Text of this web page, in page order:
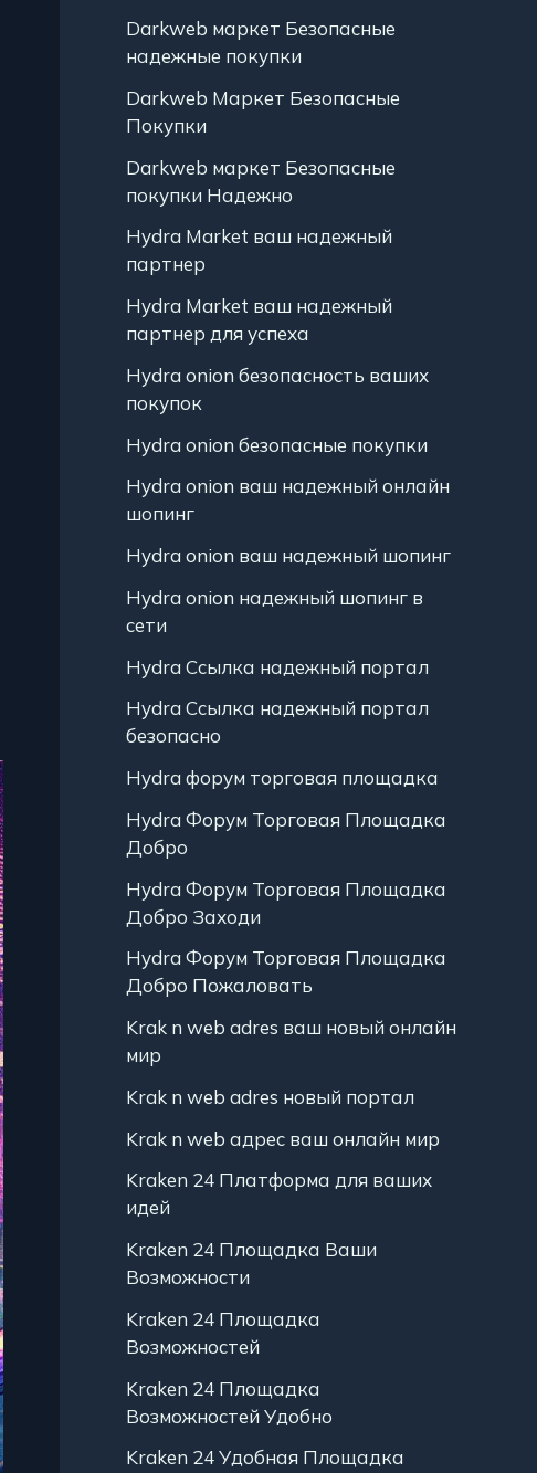
Darkweb маркет Безопасные
надежные покупки
Darkweb Маркет Безопасные
Покупки
Darkweb маркет Безопасные
покупки Надежно
Hydra Market ваш надежный
партнер
Hydra Market ваш надежный
партнер для успеха
Hydra onion безопасность ваших
покупок
Hydra onion безопасные покупки
Hydra onion ваш надежный онлайн
шопинг
Hydra onion ваш надежный шопинг
Hydra onion надежный шопинг в
сети
Hydra Ссылка надежный портал
Hydra Ссылка надежный портал
безопасно
Hydra форум торговая площадка
Hydra Форум Торговая Площадка
Добро
Hydra Форум Торговая Площадка
Добро Заходи
Hydra Форум Торговая Площадка
Добро Пожаловать
Krak n web adres ваш новый онлайн
мир
Krak n web adres новый портал
Krak n web адрес ваш онлайн мир
Kraken 24 Платформа для ваших
идей
Kraken 24 Площадка Ваши
Возможности
Kraken 24 Площадка
Возможностей
Kraken 24 Площадка
Возможностей Удобно
Kraken 24 Удобная Площадка